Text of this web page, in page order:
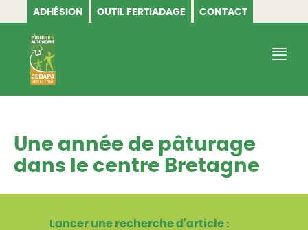
ADHÉSION OUTIL FERTIADAGE CONTACT
CEDAPA
Une année de pâturage
dans le centre Bretagne
Lancer une recherche d'article :